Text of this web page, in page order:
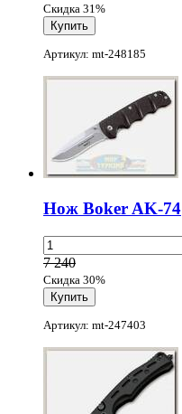
Скидка 31%
Артикул: mt-248185
Нож Boker AK-74
7 240
Скидка 30%
Артикул: mt-247403